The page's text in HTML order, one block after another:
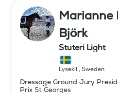
Marianne
Björk
Stuteri Light
Lysekil , Sweden
Dressage Ground Jury
Prix St Georges